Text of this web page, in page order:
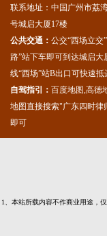
联系地址：中国广州市荔
号城启大厦17楼
公共交通： 公交“西场立交
路”站下车即可到达城启大
线“西场”站B出口可快速抵
自驾指引： 百度地图,高德
地图直接搜索"广东四时律
即可
1、本站所载内容不作商业用途，